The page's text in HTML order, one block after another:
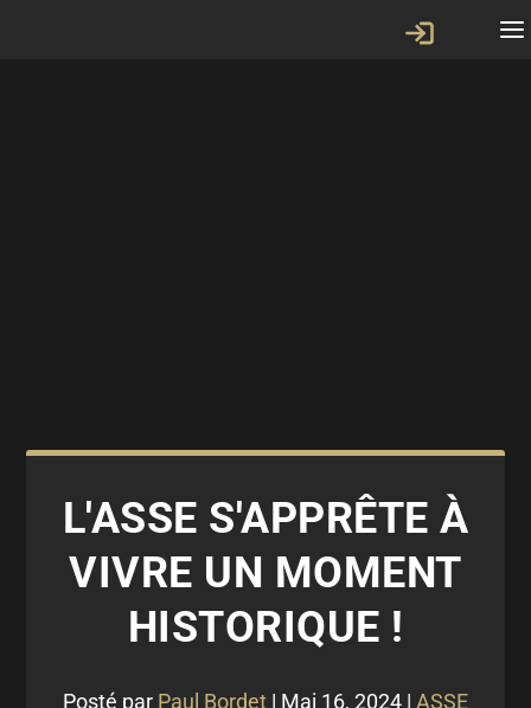
L'ASSE S'APPRÊTE À
VIVRE UN MOMENT
HISTORIQUE !
Posté par Paul Bordet | Mai 16, 2024 | ASSE